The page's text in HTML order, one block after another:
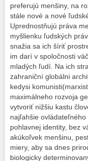
preferujú menšiny, na
stále nové a nové
Uprednostňujú práva
myšlienku ľudských
snažia sa ich šíriť
im darí v spoločnosti
mladých ľudí. Na ich
zahraniční globálni
kedysi
maximálneho rozvoja
vytvoriť nižšiu kastu
najľahšie
pohlavnej identity, bez
akúkoľvek menšinu,
miery, aby sa dnes
biologicky